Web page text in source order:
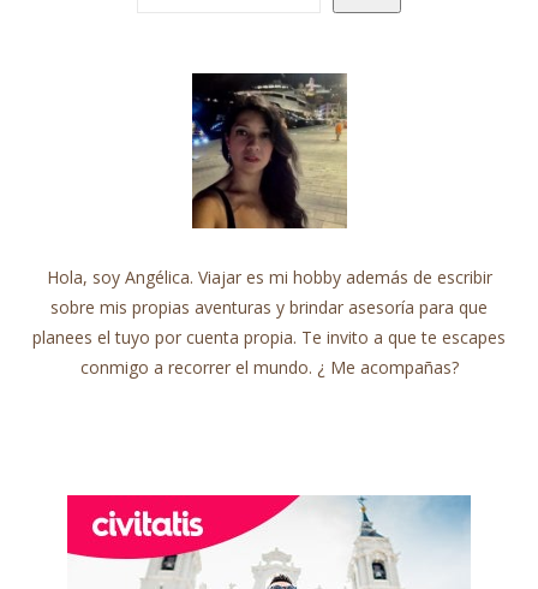
Hola, soy Angélica. Viajar es mi hobby además de escribir
sobre mis propias aventuras y brindar asesoría para que
planees el tuyo por cuenta propia. Te invito a que te escapes
conmigo a recorrer el mundo. ¿ Me acompañas?